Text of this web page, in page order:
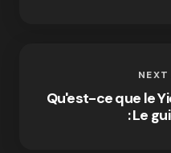
Qu'est-ce que le
: Le